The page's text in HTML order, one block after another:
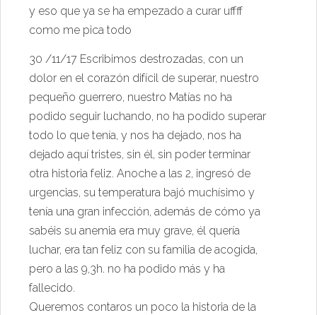
y eso que ya se ha empezado a curar uffff
como me pica todo
30 /11/17 Escribimos destrozadas, con un
dolor en el corazón difícil de superar, nuestro
pequeño guerrero, nuestro Matías no ha
podido seguir luchando, no ha podido superar
todo lo que tenía, y nos ha dejado, nos ha
dejado aquí tristes, sin él, sin poder terminar
otra historia feliz. Anoche a las 2, ingresó de
urgencias, su temperatura bajó muchísimo y
tenía una gran infección, además de cómo ya
sabéis su anemia era muy grave, él quería
luchar, era tan feliz con su familia de acogida,
pero a las 9,3h. no ha podido más y ha
fallecido.
Queremos contaros un poco la historia de la